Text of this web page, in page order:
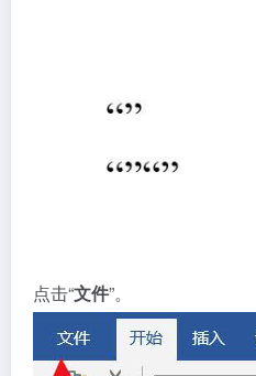
点击“文件”。